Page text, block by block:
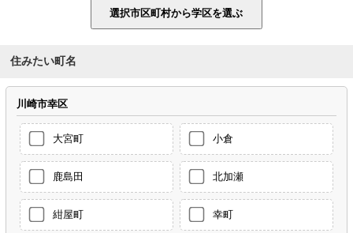
住みたい町名
川崎市幸区
大宮町 小倉
鹿島田 北加瀬
紺屋町 幸町